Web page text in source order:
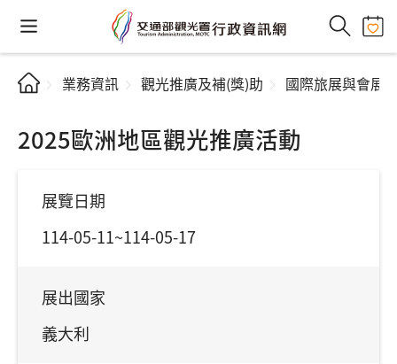
業務資訊 觀光推廣及補(獎)助 國際旅展與會展
2025歐洲地區觀光推廣活動
展覽日期
114-05-11~114-05-17
展出國家
義大利